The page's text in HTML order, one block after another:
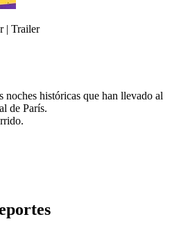
| Trailer
noches históricas que han llevado al
de París.